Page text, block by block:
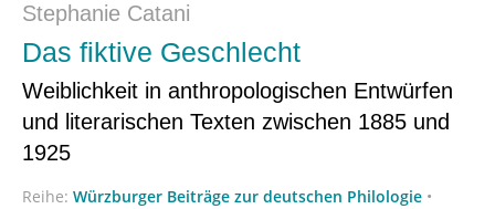
Stephanie Catani
Das fiktive Geschlecht
Weiblichkeit in anthropologischen Entwürfen
und literarischen Texten zwischen 1885 und
1925
Reihe: Würzburger Beiträge zur deutschen Philologie •